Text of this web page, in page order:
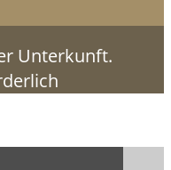
Unterkunft.